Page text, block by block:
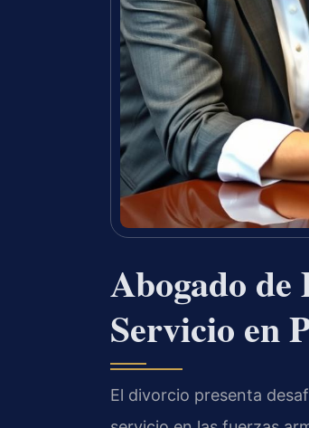
Abogado
Servicio en
El divorcio presenta